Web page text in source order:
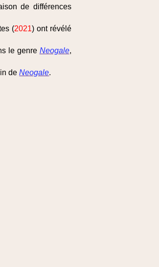
de différences
(2021) ont révélé
le genre Neogale,
deNeogale.